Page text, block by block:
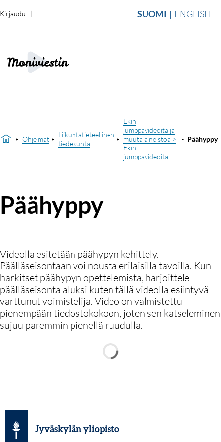
SUOMI ENGLISH
Kirjaudu
Ohjelmat
Liikuntatieteellinen
tiedekunta
Ekin
jumppavideoita ja
muuta aineistoa >
Ekin
jumppavideoita
Päähyppy
Päähyppy
Videolla esitetään päähypyn kehittely.
Päälläseisontaan voi nousta erilaisilla tavoilla. Kun
harkitset päähypyn opettelemista, harjoittele
päälläseisonta aluksi kuten tällä videolla esiintyvä
varttunut voimistelija. Video on valmistettu
pienempään tiedostokokoon, joten sen katseleminen
sujuu paremmin pienellä ruudulla.
Jyväskylän yliopisto